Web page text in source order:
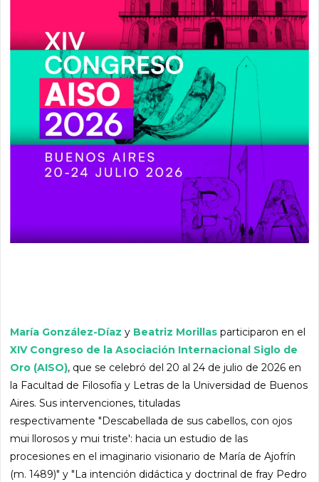
María González-Díaz y Beatriz Morillas participaron en el
XIV Congreso de la Asociación Internacional Siglo de
Oro (AISO), que se celebró del 20 al 24 de julio de 2026 en
la Facultad de Filosofía y Letras de la Universidad de Buenos
Aires. Sus intervenciones, tituladas
respectivamente "Descabellada de sus cabellos, con ojos
mui llorosos y mui triste': hacia un estudio de las
procesiones en el imaginario visionario de María de Ajofrín
(m. 1489)" y "La intención didáctica y doctrinal de fray Pedro